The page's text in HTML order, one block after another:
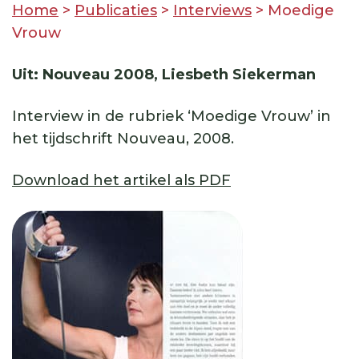
Home > Publicaties > Interviews > Moedige
Vrouw
Uit: Nouveau 2008, Liesbeth Siekerman
Interview in de rubriek ‘Moedige Vrouw’ in
het tijdschrift Nouveau, 2008.
Download het artikel als PDF